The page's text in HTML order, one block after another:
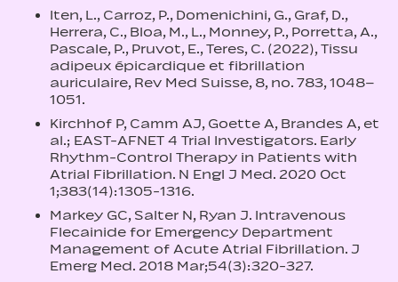
Iten, L., Carroz, P., Domenichini, G., Graf, D.,
Herrera, C., Bloa, M., L., Monney, P., Porretta, A.,
Pascale, P., Pruvot, E., Teres, C. (2022), Tissu
adipeux épicardique et fibrillation
auriculaire, Rev Med Suisse, 8, no. 783, 1048–
1051.
Kirchhof P, Camm AJ, Goette A, Brandes A, et
al.; EAST-AFNET 4 Trial Investigators. Early
Rhythm-Control Therapy in Patients with
Atrial Fibrillation. N Engl J Med. 2020 Oct
1;383(14):1305-1316.
Markey GC, Salter N, Ryan J. Intravenous
Flecainide for Emergency Department
Management of Acute Atrial Fibrillation. J
Emerg Med. 2018 Mar;54(3):320-327.